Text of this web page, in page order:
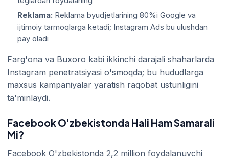
Reklama: Reklama byudjetlarining 80%i Google va
ijtimoiy tarmoqlarga ketadi; Instagram Ads bu ulushdan
pay oladi
Farg'ona va Buxoro kabi ikkinchi darajali shaharlarda
Instagram penetratsiyasi o'smoqda; bu hududlarga
maxsus kampaniyalar yaratish raqobat ustunligini
ta'minlaydi.
Facebook O'zbekistonda Hali Ham Samarali
Mi?
Facebook O'zbekistonda 2,2 million foydalanuvchi